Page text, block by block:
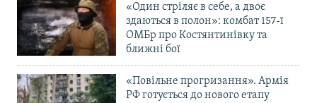
«Один стріляє в себе, а двоє
здаються в полон»: комбат 157-ї
ОМБр про Костянтинівку та
ближні бої
«Повільне прогризання». Армія
РФ готується до нового етапу